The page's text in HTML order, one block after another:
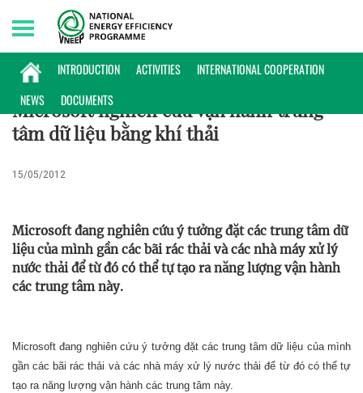
INTRODUCTION ACTIVITIES
INTERNATIONAL COOPERATION
NEWS
DOCUMENTS
Saturday, 08/08/2026 | 08:33 GMT+7
PHỔ BIẾN KIẾN THỨC
Microsoft nghiên cứu vận hành trung
tâm dữ liệu bằng khí thải
15/05/2012
Microsoft đang nghiên cứu ý tưởng đặt các trung tâm dữ
liệu của mình gần các bãi rác thải và các nhà máy xử lý
nước thải để từ đó có thể tự tạo ra năng lượng vận hành
các trung tâm này.
Microsoft đang nghiên cứu ý tưởng đặt các trung tâm dữ liệu của mình
gần các bãi rác thải và các nhà máy xử lý nước thải để từ đó có thể tự
tạo ra năng lượng vận hành các trung tâm này.